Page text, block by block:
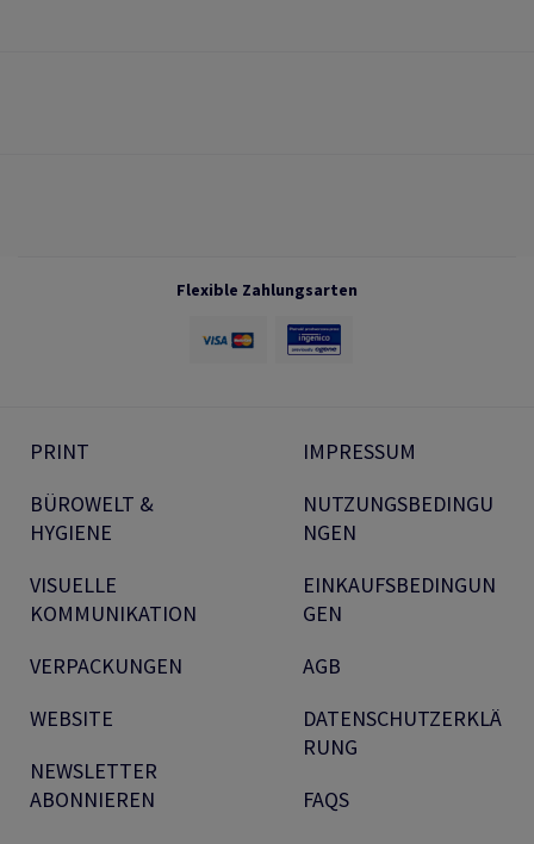
Flexible Zahlungsarten
PRINT
BÜROWELT &
HYGIENE
VISUELLE
KOMMUNIKATION
VERPACKUNGEN
WEBSITE
NEWSLETTER
ABONNIEREN
IMPRESSUM
NUTZUNGSBEDINGU
NGEN
EINKAUFSBEDINGUN
GEN
AGB
DATENSCHUTZERKLÄ
RUNG
FAQS